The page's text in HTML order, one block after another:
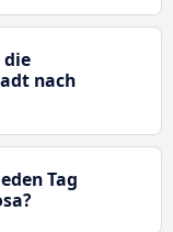
die
nach
Tag